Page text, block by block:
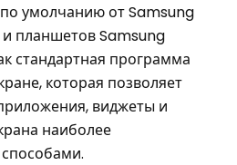
умолчанию от Samsung
планшетов Samsung
стандартная программа
которая позволяет
виджеты и
наиболее